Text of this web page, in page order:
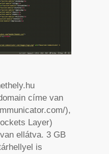
címe van
),
Layer)
ellátva. 3 GB
is